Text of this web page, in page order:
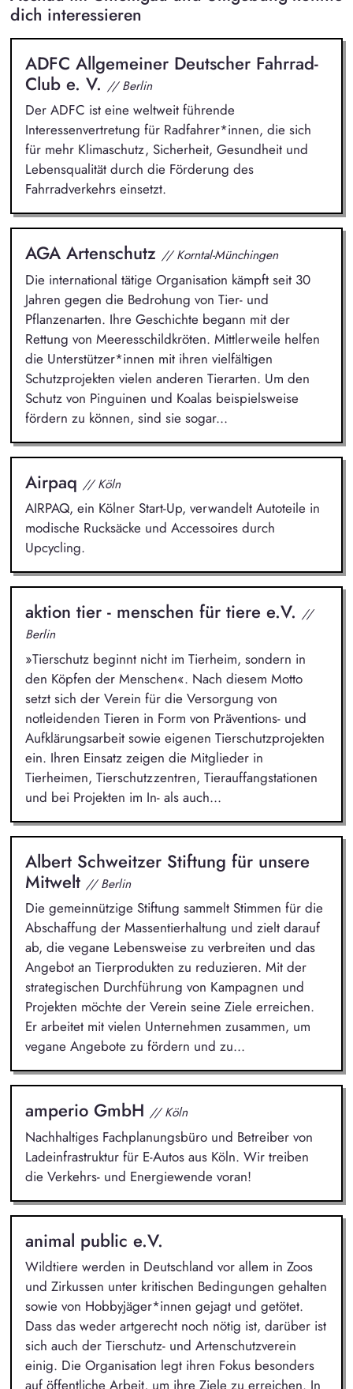
dich interessieren
ADFC Allgemeiner Deutscher Fahrrad-
Club e. V. // Berlin
Der ADFC ist eine weltweit führende
Interessenvertretung für Radfahrer*innen, die sich
für mehr Klimaschutz, Sicherheit, Gesundheit und
Lebensqualität durch die Förderung des
Fahrradverkehrs einsetzt.
AGA Artenschutz // Korntal-Münchingen
Die international tätige Organisation kämpft seit 30
Jahren gegen die Bedrohung von Tier- und
Pflanzenarten. Ihre Geschichte begann mit der
Rettung von Meeresschildkröten. Mittlerweile helfen
die Unterstützer*innen mit ihren vielfältigen
Schutzprojekten vielen anderen Tierarten. Um den
Schutz von Pinguinen und Koalas beispielsweise
fördern zu können, sind sie sogar...
Airpaq // Köln
AIRPAQ, ein Kölner Start-Up, verwandelt Autoteile in
modische Rucksäcke und Accessoires durch
Upcycling.
aktion tier - menschen für tiere e.V. //
Berlin
»Tierschutz beginnt nicht im Tierheim, sondern in
den Köpfen der Menschen«. Nach diesem Motto
setzt sich der Verein für die Versorgung von
notleidenden Tieren in Form von Präventions- und
Aufklärungsarbeit sowie eigenen Tierschutzprojekten
ein. Ihren Einsatz zeigen die Mitglieder in
Tierheimen, Tierschutzzentren, Tierauffangstationen
und bei Projekten im In- als auch...
Albert Schweitzer Stiftung für unsere
Mitwelt // Berlin
Die gemeinnützige Stiftung sammelt Stimmen für die
Abschaffung der Massentierhaltung und zielt darauf
ab, die vegane Lebensweise zu verbreiten und das
Angebot an Tierprodukten zu reduzieren. Mit der
strategischen Durchführung von Kampagnen und
Projekten möchte der Verein seine Ziele erreichen.
Er arbeitet mit vielen Unternehmen zusammen, um
vegane Angebote zu fördern und zu...
amperio GmbH // Köln
Nachhaltiges Fachplanungsbüro und Betreiber von
Ladeinfrastruktur für E-Autos aus Köln. Wir treiben
die Verkehrs- und Energiewende voran!
animal public e.V.
Wildtiere werden in Deutschland vor allem in Zoos
und Zirkussen unter kritischen Bedingungen gehalten
sowie von Hobbyjäger*innen gejagt und getötet.
Dass das weder artgerecht noch nötig ist, darüber ist
sich auch der Tierschutz- und Artenschutzverein
einig. Die Organisation legt ihren Fokus besonders